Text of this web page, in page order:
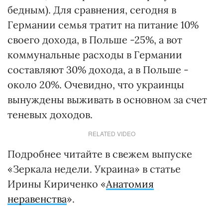
бедным). Для сравнения, сегодня в
Германии семья тратит на питание 10%
своего дохода, в Польше -25%, а вот
коммунальные расходы в Германии
составляют 30% дохода, а в Польше -
около 20%. Очевидно, что украинцы
вынуждены выживать в основном за счет
теневых доходов.
RELATED VIDEO
Подробнее читайте в свежем выпуске
«Зеркала недели. Украина» в статье
Ирины Кириченко «Анатомия
неравенства».